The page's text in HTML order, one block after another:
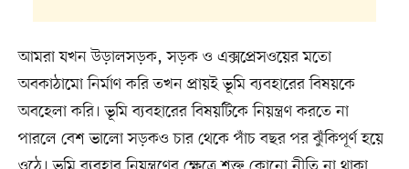
আমরা যখন উড়ালসড়ক, সড়ক ও এক্সপ্রেসওয়ের মতো
অবকাঠামো নির্মাণ করি তখন প্রায়ই ভূমি ব্যবহারের বিষয়কে
অবহেলা করি। ভূমি ব্যবহারের বিষয়টিকে নিয়ন্ত্রণ করতে না
পারলে বেশ ভালো সড়কও চার থেকে পাঁচ বছর পর ঝুঁকিপূর্ণ হয়ে